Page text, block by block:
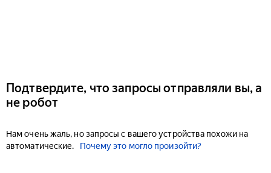
Подтвердите, что запросы отправляли вы, а
не робот
Нам очень жаль, но запросы с вашего устройства похожи на
автоматические.
Почему это могло произойти?